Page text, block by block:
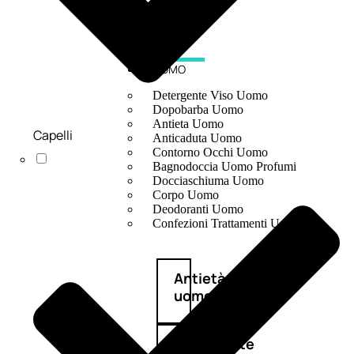
UOMO
Detergente Viso Uomo
Dopobarba Uomo
Antieta Uomo
Anticaduta Uomo
Contorno Occhi Uomo
Bagnodoccia Uomo Profumi
Docciaschiuma Uomo
Corpo Uomo
Deodoranti Uomo
Confezioni Trattamenti Uomo
Antietà
uomo
Detergente
Capelli